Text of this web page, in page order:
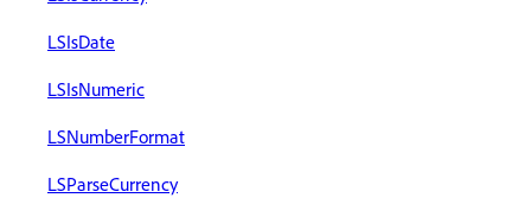
LSIsDate
LSIsNumeric
LSNumberFormat
LSParseCurrency